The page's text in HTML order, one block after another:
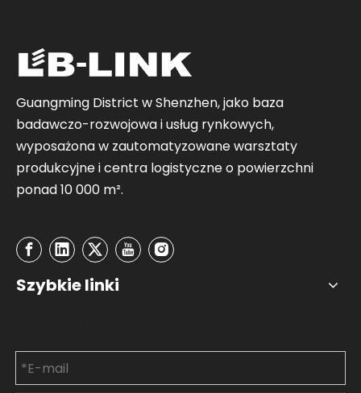
Guangming District w Shenzhen, jako baza
badawczo-rozwojowa i usług rynkowych,
wyposażona w zautomatyzowane warsztaty
produkcyjne i centra logistyczne o powierzchni
ponad 10 000 m².
Szybkie linki